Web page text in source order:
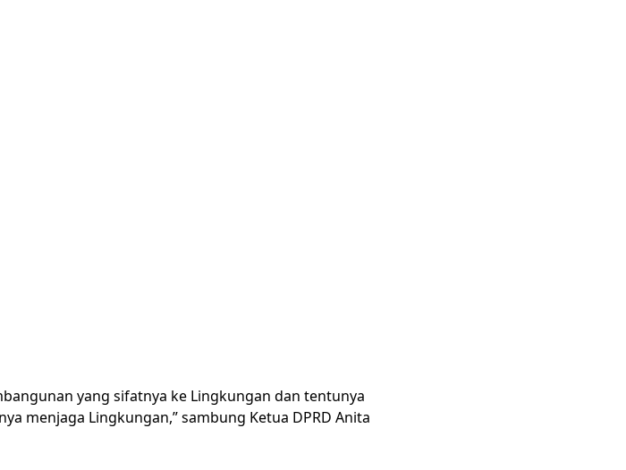
yang sifatnya ke Lingkungan dan tentunya
menjaga Lingkungan,” sambung Ketua DPRD Anita